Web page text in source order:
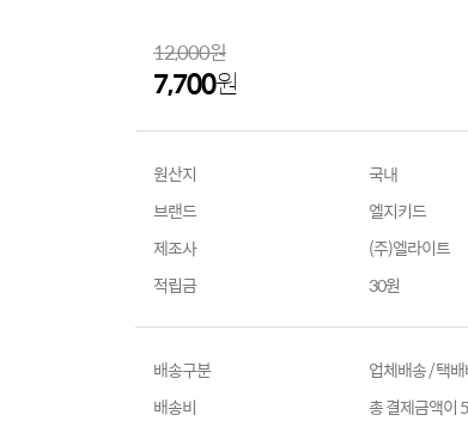
12,000원
7,700원
원산지
국내
브랜드
엘지키드
제조사
(주)엘라이트
적립금
30원
배송구분
업체배송 / 택
배송비
총 결제금액이